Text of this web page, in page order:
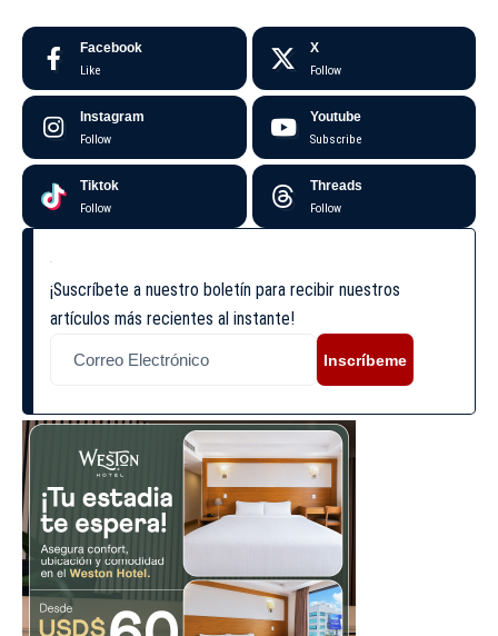
Facebook
Like
X
Follow
Instagram
Follow
Youtube
Subscribe
Tiktok
Follow
Threads
Follow
¡Suscríbete a nuestro boletín para recibir nuestros
artículos más recientes al instante!
Inscríbeme